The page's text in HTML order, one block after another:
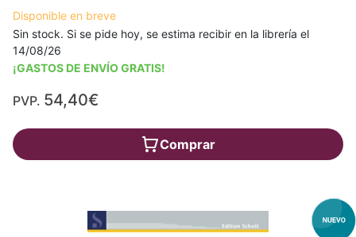
Disponible en breve
Sin stock. Si se pide hoy, se estima recibir en la librería el
14/08/26
¡GASTOS DE ENVÍO GRATIS!
PVP. 54,40€
Comprar